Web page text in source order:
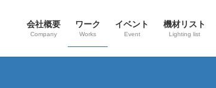
会社概要
Company
ワーク
Works
イベント
Event
機材リスト
Lighting list